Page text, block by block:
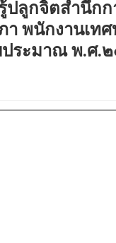
ปลูกจิตสำนึก
พนักงานเท
ประมาณ พ.ศ.